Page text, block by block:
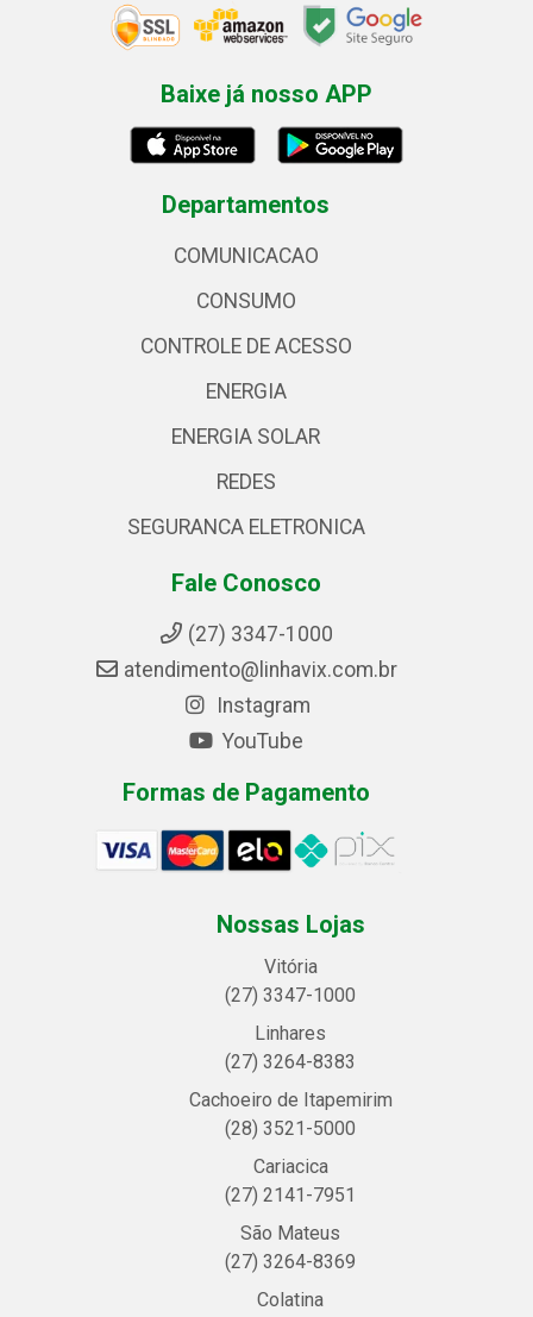
Baixe já nosso APP
Departamentos
COMUNICACAO
CONSUMO
CONTROLE DE ACESSO
ENERGIA
ENERGIA SOLAR
REDES
SEGURANCA ELETRONICA
Fale Conosco
(27) 3347-1000
atendimento@linhavix.com.br
Instagram
YouTube
Formas de Pagamento
Nossas Lojas
Vitória
(27) 3347-1000
Linhares
(27) 3264-8383
Cachoeiro de Itapemirim
(28) 3521-5000
Cariacica
(27) 2141-7951
São Mateus
(27) 3264-8369
Colatina